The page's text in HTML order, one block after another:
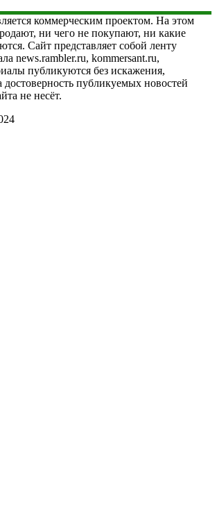
коммерческим проектом. На этом
ни чего не покупают, ни какие
Сайт представляет собой ленту
news.rambler.ru, kommersant.ru,
публикуются без искажения,
достоверность публикуемых новостей
не несёт.